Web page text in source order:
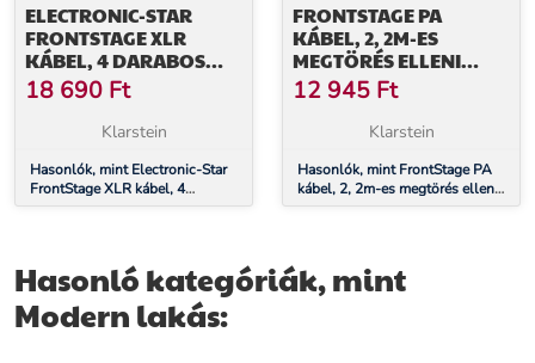
ELECTRONIC-STAR
FRONTSTAGE XLR
KÁBEL, 4 DARABOS
KÉSZLET, 6 M, MALE-
FEMALE
18 690 Ft
Klarstein
Hasonlók, mint Electronic-Star
FrontStage XLR kábel, 4
darabos készlet, 6 m, male-
FRONTSTAGE PA
KÁBEL, 2, 2M-ES
MEGTÖRÉS ELLENI
VÉDELEM KÉSZLET
12 945 Ft
Klarstein
Hasonlók, mint FrontStage PA
kábel, 2, 2m-es megtörés elleni
védelem készlet
Hasonló kategóriák, mint
Modern lakás: